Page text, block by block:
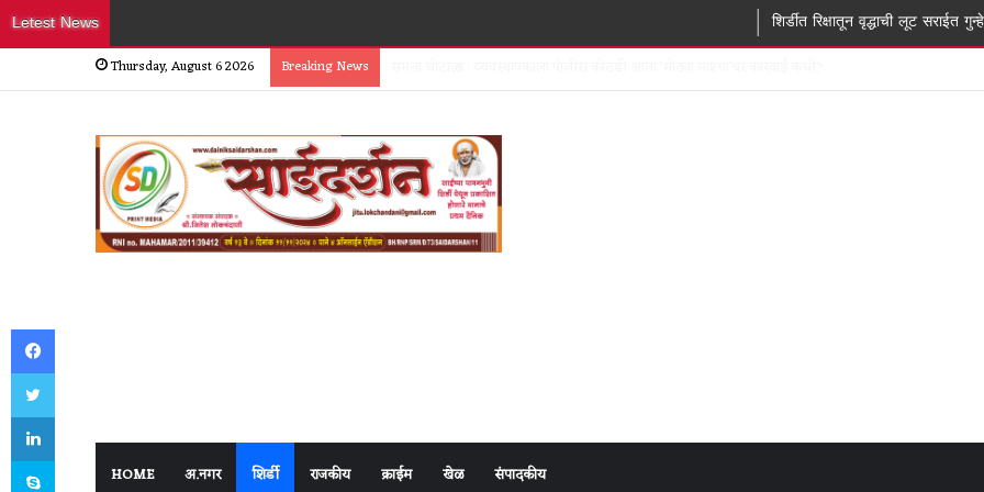
Letest News शिर्डीत रिक्षातून वृद्धाची लूट सराईत गुन्हेगार रहीम
Thursday, August 6 2026 Breaking News
HOME अ.नगर शिर्डी राजकीय क्राईम खेळ संपादकीय
Facebook
Twitter
LinkedIn
Skype